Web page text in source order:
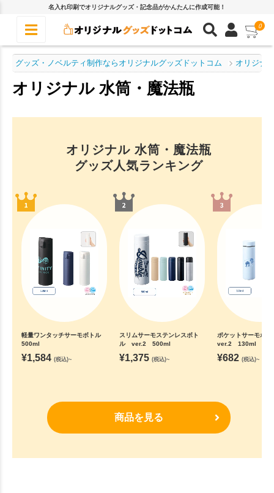
名入れ印刷でオリジナルグッズ・記念品がかんたんに作成可能！
0
グッズ・ノベルティ制作ならオリジナルグッズドットコム オリジナ
オリジナル 水筒・魔法瓶
オリジナル 水筒・魔法瓶
グッズ人気ランキング
軽量ワンタッチサーモボトル
500ml
¥1,584 (税込)~
スリムサーモステンレスボト
ル ver.2 500ml
¥1,375 (税込)~
ポケットサーモボ
ver.2 130ml
¥682 (税込)~
商品を見る